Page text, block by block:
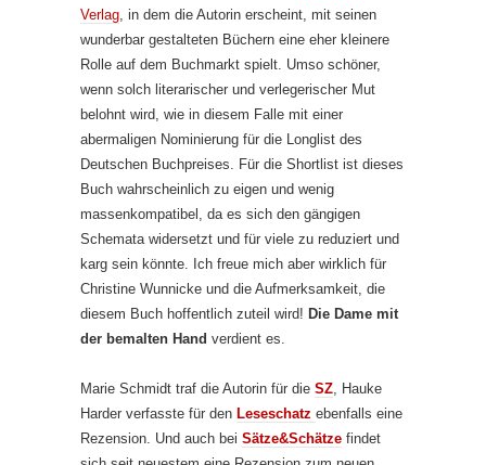
Verlag , in dem die Autorin erscheint, mit seinen
wunderbar gestalteten Büchern eine eher kleinere
Rolle auf dem Buchmarkt spielt. Umso schöner,
wenn solch literarischer und verlegerischer Mut
belohnt wird, wie in diesem Falle mit einer
abermaligen Nominierung für die Longlist des
Deutschen Buchpreises. Für die Shortlist ist dieses
Buch wahrscheinlich zu eigen und wenig
massenkompatibel, da es sich den gängigen
Schemata widersetzt und für viele zu reduziert und
karg sein könnte. Ich freue mich aber wirklich für
Christine Wunnicke und die Aufmerksamkeit, die
diesem Buch hoffentlich zuteil wird! Die Dame mit
der bemalten Hand verdient es.
Marie Schmidt traf die Autorin für die SZ , Hauke
Harder verfasste für den Leseschatz ebenfalls eine
Rezension. Und auch bei Sätze&Schätze findet